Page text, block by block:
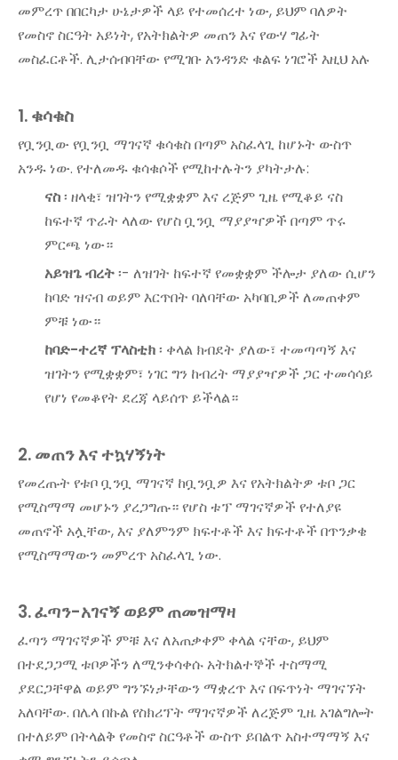
መምረጥ በበርካታ ሁኔታዎች ላይ የተመሰረተ ነው, ይህም ባለዎት
የመስኖ ስርዓት አይነት, የአትክልትዎ መጠን እና የውሃ ግፊት
መስፈርቶች. ሊታሰብባቸው የሚገቡ አንዳንድ ቁልፍ ነገሮች እዚህ አሉ
1. ቁሳቁስ
የቧንቧው የቧንቧ ማገናኛ ቁሳቁስ በጣም አስፈላጊ ከሆኑት ውስጥ
አንዱ ነው. የተለመዱ ቁሳቁሶች የሚከተሉትን ያካትታሉ:
ናስ፡ ዘላቂ፣ ዝገትን የሚቋቋም እና ረጅም ጊዜ የሚቆይ ናስ
ከፍተኛ ጥራት ላለው የሆስ ቧንቧ ማያያዣዎች በጣም ጥሩ
ምርጫ ነው።
አይዝጌ ብረት፡- ለዝገት ከፍተኛ የመቋቋም ችሎታ ያለው ሲሆን
ከባድ ዝናብ ወይም እርጥበት ባለባቸው አካባቢዎች ለመጠቀም
ምቹ ነው።
ከባድ-ተረኛ ፕላስቲክ፡ ቀላል ክብደት ያለው፣ ተመጣጣኝ እና
ዝገትን የሚቋቋም፣ ነገር ግን ከብረት ማያያዣዎች ጋር ተመሳሳይ
የሆነ የመቆየት ደረጃ ላይሰጥ ይችላል።
2. መጠን እና ተኳሃኝነት
የመረጡት የቱቦ ቧንቧ ማገናኛ ከቧንቧዎ እና የአትክልትዎ ቱቦ ጋር
የሚስማማ መሆኑን ያረጋግጡ። የሆስ ቱፕ ማገናኛዎች የተለያዩ
መጠኖች አሏቸው, እና ያለምንም ክፍተቶች እና ክፍተቶች በጥንቃቄ
የሚስማማውን መምረጥ አስፈላጊ ነው.
3. ፈጣን-አገናኝ ወይም ጠመዝማዛ
ፈጣን ማገናኛዎች ምቹ እና ለአጠቃቀም ቀላል ናቸው, ይህም
በተደጋጋሚ ቱቦዎችን ለሚንቀሳቀሱ አትክልተኞች ተስማሚ
ያደርጋቸዋል ወይም ግንኙነታቸውን ማቋረጥ እና በፍጥነት ማገናኘት
አለባቸው. በሌላ በኩል የስክሪፕት ማገናኛዎች ለረጅም ጊዜ አገልግሎት
በተለይም በትላልቅ የመስኖ ስርዓቶች ውስጥ ይበልጥ አስተማማኝ እና